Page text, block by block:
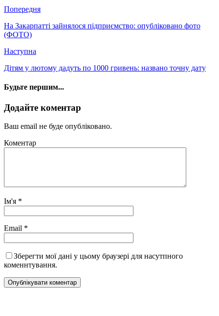
Попередня
На Закарпатті зайнялося підприємство: опубліковано фото
(ФОТО)
Наступна
Дітям у лютому дадуть по 1000 гривень: названо точну дату
Будьте першим...
Додайте коментар
Ваш email не буде опубліковано.
Коментар
Ім'я *
Email *
Зберегти мої дані у цьому браузері для насутпного
коменнтування.